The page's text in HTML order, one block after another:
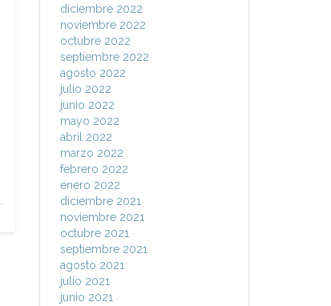
diciembre 2022
noviembre 2022
octubre 2022
septiembre 2022
agosto 2022
julio 2022
junio 2022
mayo 2022
abril 2022
marzo 2022
febrero 2022
enero 2022
diciembre 2021
noviembre 2021
octubre 2021
septiembre 2021
agosto 2021
julio 2021
junio 2021